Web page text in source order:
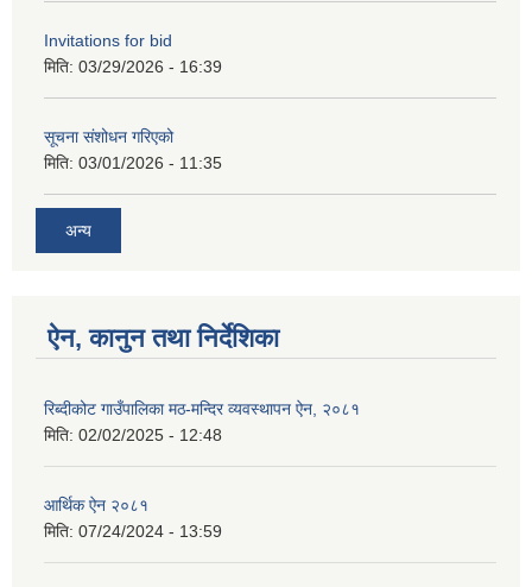
Invitations for bid
मिति: 03/29/2026 - 16:39
सूचना संशोधन गरिएको
मिति: 03/01/2026 - 11:35
अन्य
ऐन, कानुन तथा निर्देशिका
रिब्दीकोट गाउँपालिका मठ-मन्दिर व्यवस्थापन ऐन, २०८१
मिति: 02/02/2025 - 12:48
आर्थिक ऐन २०८१
मिति: 07/24/2024 - 13:59